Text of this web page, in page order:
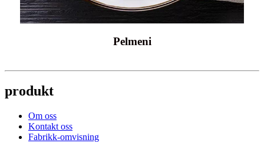
Pelmeni
produkt
Om oss
Kontakt oss
Fabrikk-omvisning